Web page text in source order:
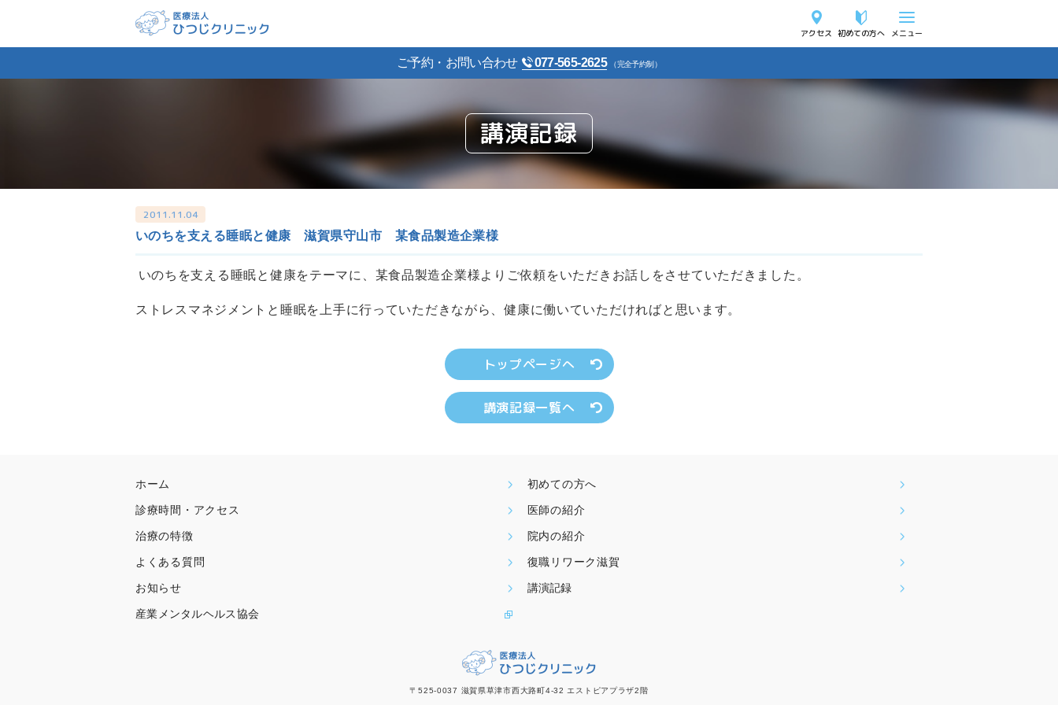
アクセス 初めての方へ メニュー
ご予約・お問い合わせ 077-565-2625 （完全予約制）
講演記録
2011.11.04
いのちを支える睡眠と健康 滋賀県守山市 某食品製造企業様
いのちを支える睡眠と健康をテーマに、某食品製造企業様よりご依頼をいただきお話しをさせていただきました。
ストレスマネジメントと睡眠を上手に行っていただきながら、健康に働いていただければと思います。
トップページへ
講演記録一覧へ
ホーム 初めての方へ
診療時間・アクセス 医師の紹介
治療の特徴 院内の紹介
よくある質問 復職リワーク滋賀
お知らせ 講演記録
産業メンタルヘルス協会
〒525-0037 滋賀県草津市西大路町4-32 エストピアプラザ2階